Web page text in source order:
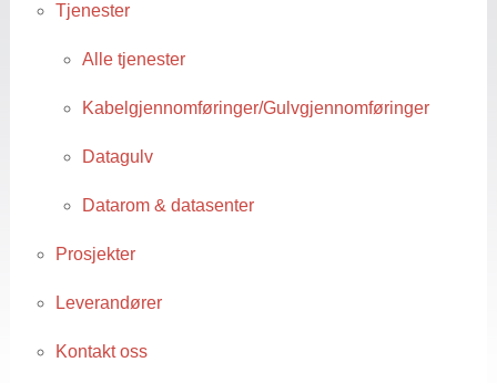
Tjenester
Alle tjenester
Kabelgjennomføringer/Gulvgjennomføringer
Datagulv
Datarom & datasenter
Prosjekter
Leverandører
Kontakt oss